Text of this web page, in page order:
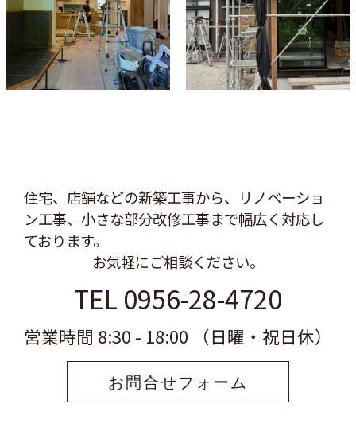
住宅、店舗などの新築工事から、リノベーショ
ン工事、 小さな部分改修工事まで幅広く対応し
ております。
お気軽にご相談ください。
TEL 0956-28-4720
営業時間 8:30 - 18:00 （日曜・祝日休）
お問合せフォーム